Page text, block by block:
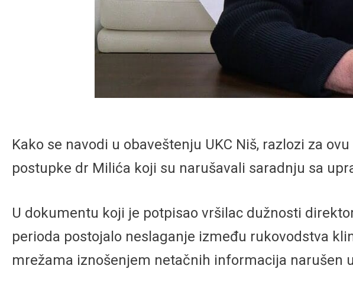
Kako se navodi u obaveštenju UKC Niš, razlozi za
postupke dr Milića koji su narušavali saradnju sa
U dokumentu koji je potpisao vršilac dužnosti
perioda postojalo neslaganje između rukovodstva
mrežama iznošenjem netačnih informacija narušen